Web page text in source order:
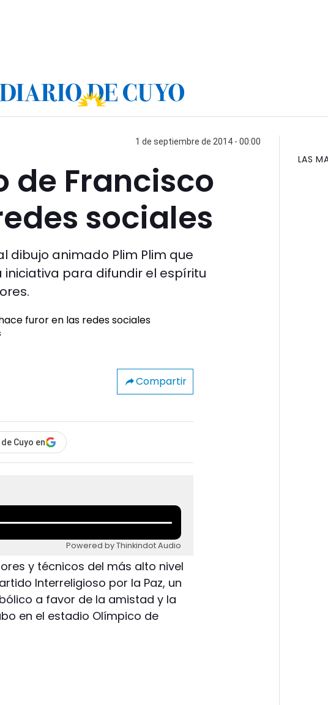
1 de septiembre de 2014 - 00:00
de Francisco
sociales
dibujo animado Plim Plim que
iniciativa para difundir el espíritu
Compartir
Cuyo en
Powered by Thinkindot Audio
y técnicos del más alto nivel
Interreligioso por la Paz, un
a favor de la amistad y la
en el estadio Olímpico de
LAS